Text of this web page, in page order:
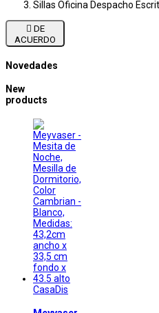
Sillas Oficina Despacho

ACUERDO
Novedades
New
products
CasaDis